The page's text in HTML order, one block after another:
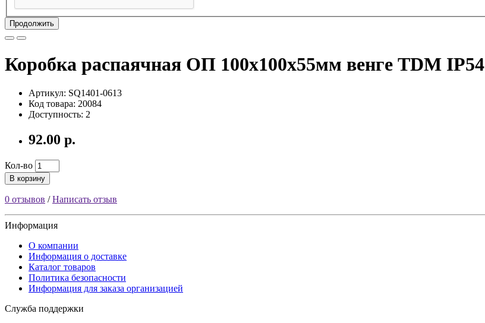
Продолжить
Коробка распаячная ОП 100х100х55мм венге TDM IP54
Артикул: SQ1401-0613
Код товара: 20084
Доступность: 2
92.00 р.
Кол-во
В корзину
0 отзывов /Написать отзыв
Информация
О компании
Информация о доставке
Каталог товаров
Политика безопасности
Информация для заказа организацией
Служба поддержки